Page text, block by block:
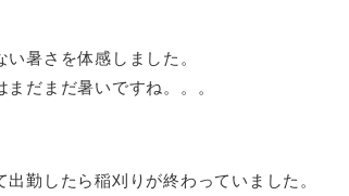
暑さを体感しました。
だまだ暑いですね。。。
勤したら稲刈りが終わっていました。